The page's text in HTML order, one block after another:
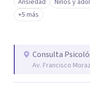
Ansiedad Niños y
+5 más
Consulta
Av. Francisco